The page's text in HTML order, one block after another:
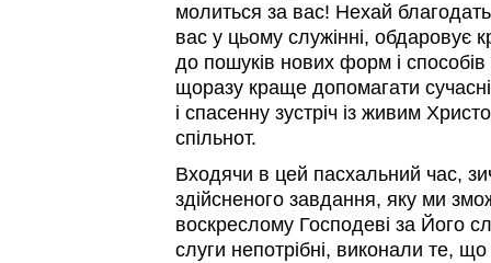
молиться за вас! Нехай
вас у цьому служінні, обдаровує
до пошуків нових форм і
щоразу краще допомагати
і спасенну зустріч із живим
спільнот.
Входячи в цей пасхальний час,
здійсненого завдання, яку ми
воскреслому Господеві за Його
слуги непотрібні, виконали те,